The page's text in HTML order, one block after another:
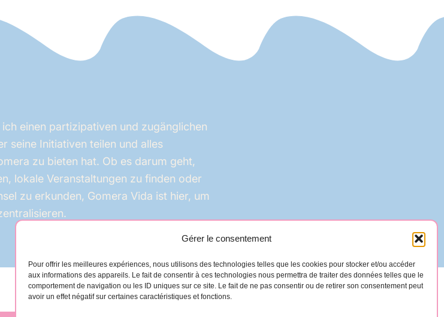
Gérer le consentement
Pour offrir les meilleures expériences, nous utilisons des technologies telles que les cookies pour stocker et/ou accéder
aux informations des appareils. Le fait de consentir à ces technologies nous permettra de traiter des données telles que le
comportement de navigation ou les ID uniques sur ce site. Le fait de ne pas consentir ou de retirer son consentement peut
avoir un effet négatif sur certaines caractéristiques et fonctions.
einen partizipativen und zugänglichen
seine Initiativen teilen und alles
zu bieten hat. Ob es darum geht,
lokale Veranstaltungen zu finden oder
zu erkunden, Gomera Vida ist hier, um